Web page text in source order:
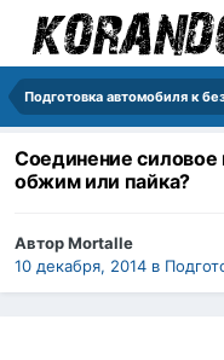
Подготовка автомобиля к
Соединение
обжим или пайка?
АвторMortalle
10 декабря, 2014 в